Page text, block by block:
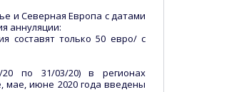
и Северная Европа с датами
аннуляции:
составят только 50 евро/ с
по 31/03/20) в регионах
мае, июне 2020 года введены